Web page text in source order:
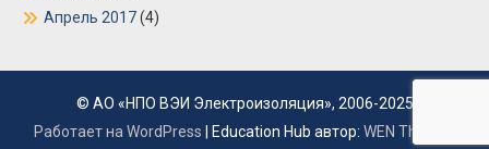
Апрель 2017(4)
© АО «НПО ВЭИ Электроизоляция», 2006-2025
Работает на WordPress
Education Hub автор: WEN Themes